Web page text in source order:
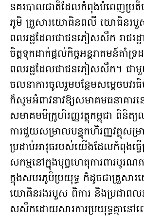
នគរបាលជាតិដែលកំពុងបំពេញប្រតិប
ភូមិ គ្រួសារយោធិនពលី យោធិនរបួស
ពលរដ្ឋដែលជាជនភៀសសឹក រាជរដ្
ចិត្តទុកដាក់ផ្ដល់កិច្ចអន្តរាគមន៍គាំទ្
ពលរដ្ឋដែលជាជនភៀសសឹក។ ជាមួយ
ចលនាការចូលរួមបន្ថែមសម្តេចបវរធិ
ក៏សូមអំពាវនាវឱ្យសមាគមធនាគារ
សមាគមមីក្រូហិរញ្ញវត្ថុកម្ពុជា ពិនិត្យ
ការជួយសម្រាលបន្ទុកហិរញ្ញវត្ថុសម្រ
ប្រដាប់អាវុធរបស់យើងដែលកំពុងធ្វើ
សកម្មនៅក្នុងបុព្វហេតុការពារបូរ
ក្នុងសមរភូមិប្រយុទ្ធ ក៏ដូចជាគ្រួស
យោធិនរងរបួស ពិការ និងប្រជាពលរ
សសឹកដោយសារការប្រយុទ្ធគ្នានៅ